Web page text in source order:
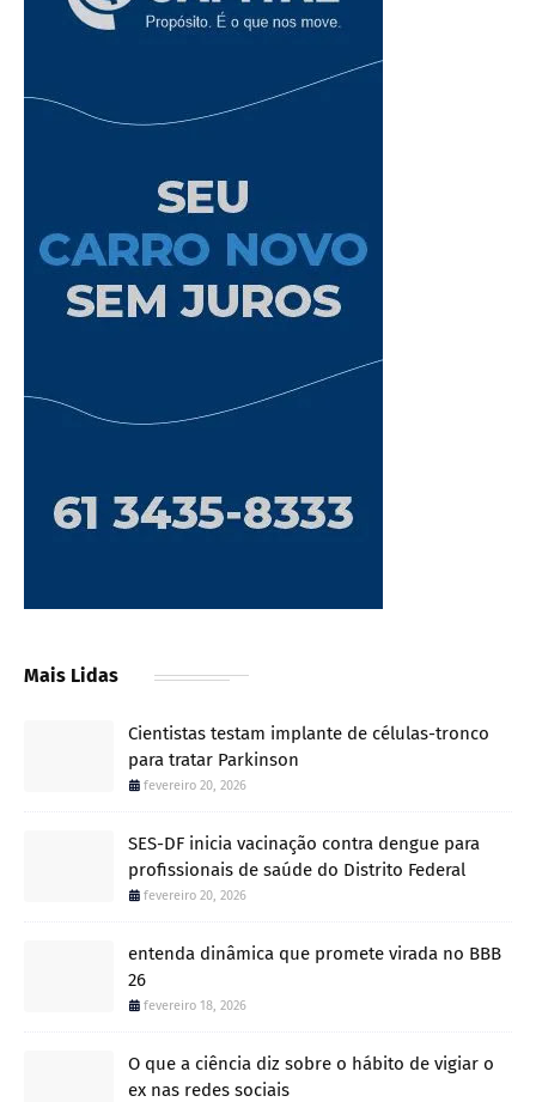
Mais Lidas
Cientistas testam implante de células-tronco
para tratar Parkinson
fevereiro 20, 2026
SES-DF inicia vacinação contra dengue para
profissionais de saúde do Distrito Federal
fevereiro 20, 2026
entenda dinâmica que promete virada no BBB
26
fevereiro 18, 2026
O que a ciência diz sobre o hábito de vigiar o
ex nas redes sociais